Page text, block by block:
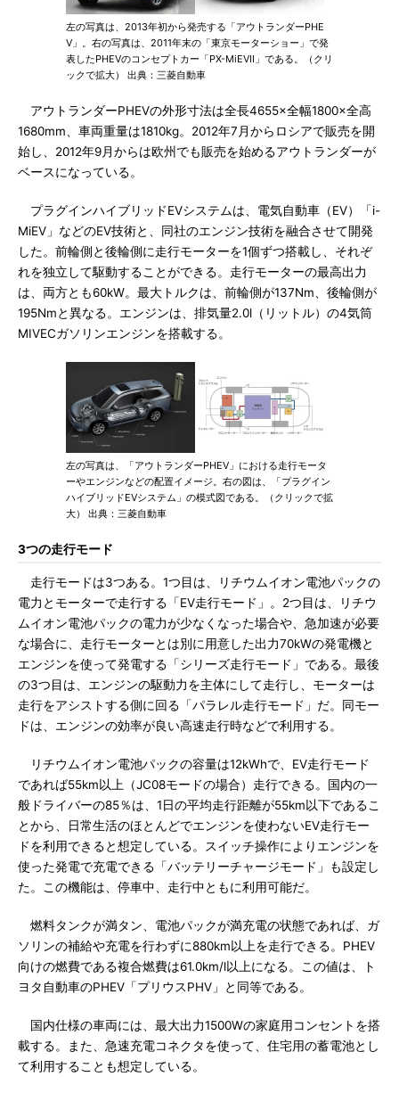
左の写真は、2013年初から発売する「アウトランダーPHE
V」。右の写真は、2011年末の「東京モーターショー」で発
表したPHEVのコンセプトカー「PX-MiEVII」である。（クリ
ックで拡大） 出典：三菱自動車
アウトランダーPHEVの外形寸法は全長4655×全幅1800×全高
1680mm、車両重量は1810kg。2012年7月からロシアで販売を開
始し、2012年9月からは欧州でも販売を始めるアウトランダーが
ベースになっている。
プラグインハイブリッドEVシステムは、電気自動車（EV）「i-
MiEV」などのEV技術と、同社のエンジン技術を融合させて開発
した。前輪側と後輪側に走行モーターを1個ずつ搭載し、それぞ
れを独立して駆動することができる。走行モーターの最高出力
は、両方とも60kW。最大トルクは、前輪側が137Nm、後輪側が
195Nmと異なる。エンジンは、排気量2.0l（リットル）の4気筒
MIVECガソリンエンジンを搭載する。
左の写真は、「アウトランダーPHEV」における走行モータ
ーやエンジンなどの配置イメージ。右の図は、「プラグイン
ハイブリッドEVシステム」の模式図である。（クリックで拡
大） 出典：三菱自動車
3つの走行モード
走行モードは3つある。1つ目は、リチウムイオン電池パックの
電力とモーターで走行する「EV走行モード」。2つ目は、リチウ
ムイオン電池パックの電力が少なくなった場合や、急加速が必要
な場合に、走行モーターとは別に用意した出力70kWの発電機と
エンジンを使って発電する「シリーズ走行モード」である。最後
の3つ目は、エンジンの駆動力を主体にして走行し、モーターは
走行をアシストする側に回る「パラレル走行モード」だ。同モー
ドは、エンジンの効率が良い高速走行時などで利用する。
リチウムイオン電池パックの容量は12kWhで、EV走行モード
であれば55km以上（JC08モードの場合）走行できる。国内の一
般ドライバーの85％は、1日の平均走行距離が55km以下であるこ
とから、日常生活のほとんどでエンジンを使わないEV走行モー
ドを利用できると想定している。スイッチ操作によりエンジンを
使った発電で充電できる「バッテリーチャージモード」も設定し
た。この機能は、停車中、走行中ともに利用可能だ。
燃料タンクが満タン、電池パックが満充電の状態であれば、ガ
ソリンの補給や充電を行わずに880km以上を走行できる。PHEV
向けの燃費である複合燃費は61.0km/l以上になる。この値は、ト
ヨタ自動車のPHEV「プリウスPHV」と同等である。
国内仕様の車両には、最大出力1500Wの家庭用コンセントを搭
載する。また、急速充電コネクタを使って、住宅用の蓄電池とし
て利用することも想定している。